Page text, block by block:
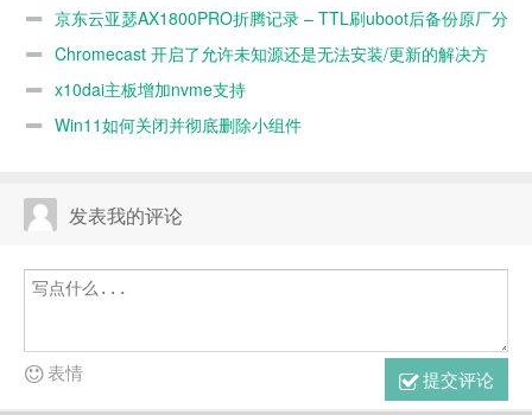
京东云亚瑟AX1800PRO折腾记录 – TTL刷uboot后备份原厂分
区 Chromecast 开启了允许未知源还是无法安装/更新的解决方
法 x10dai主板增加nvme支持
Win11如何关闭并彻底删除小组件
发表我的评论
提交评论
表情